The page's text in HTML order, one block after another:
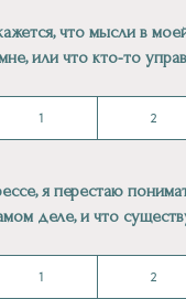
что мысли в
или что кто-то
1 2
я перестаю
деле, и что
1 2